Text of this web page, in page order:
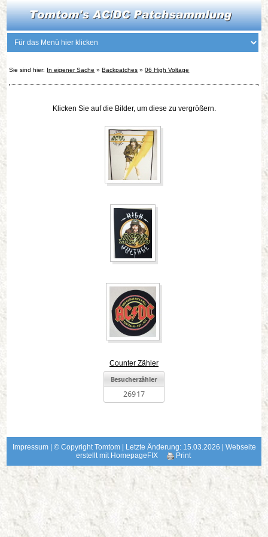
Sie sind hier: In eigener Sache »Backpatches »06 High Voltage
Klicken Sie auf die Bilder, um diese zu vergrößern.
Counter Zähler
Impressum| © Copyright Tomtom | Letzte Änderung: 15.03.2026 | Webseite
erstellt mit HomepageFIX
Print